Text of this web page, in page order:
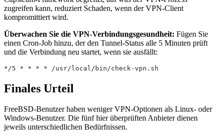
zugreifen kann, reduziert Schaden, wenn der VPN-Client
kompromittiert wird.
Überwachen Sie die VPN-Verbindungsgesundheit: Fügen Sie
einen Cron-Job hinzu, der den Tunnel-Status alle 5 Minuten prüft
und die Verbindung neu startet, wenn sie ausfällt:
*/5 * * * * /usr/local/bin/check-vpn.sh
Finales Urteil
FreeBSD-Benutzer haben weniger VPN-Optionen als Linux- oder
Windows-Benutzer. Die fünf hier überprüften Anbieter dienen
jeweils unterschiedlichen Bedürfnissen.